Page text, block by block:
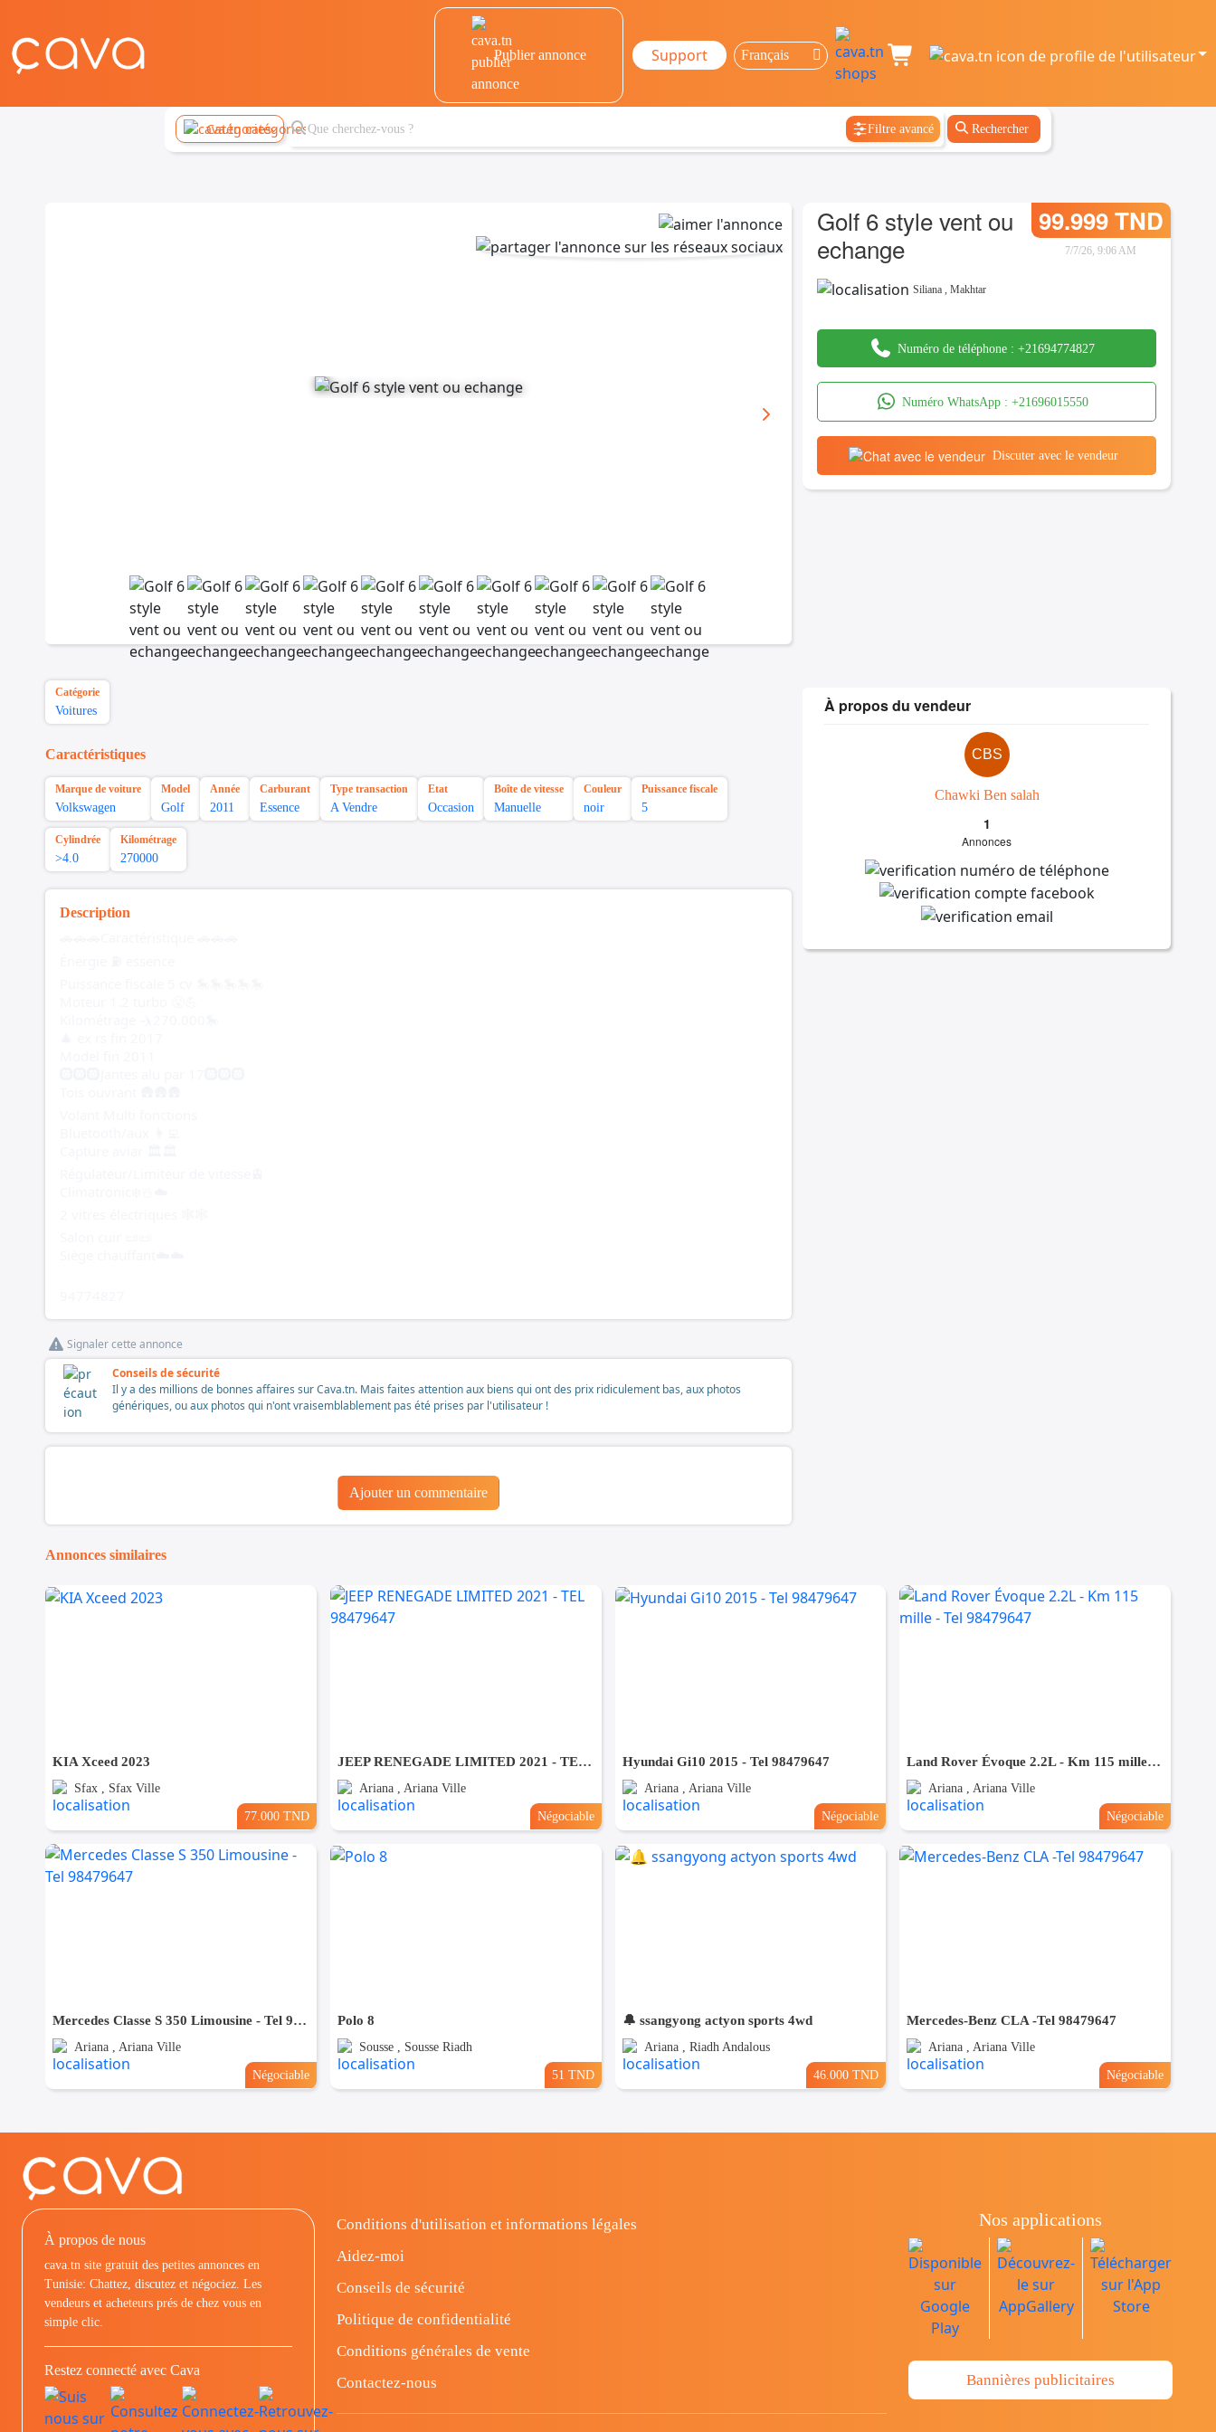
Publier annonce Support
Catégories Filtre avancé Rechercher
Golf 6 style vent ou
echange
99.999 TND
7/7/26, 9:06 AM
Siliana ,Makhtar
Numéro de téléphone :+21694774827
Numéro WhatsApp : +21696015550
Discuter avec le vendeur
Catégorie
Voitures
Caractéristiques
Marque de voiture
Volkswagen
Model
Golf
Année
2011
Carburant
Essence
Type transaction
A Vendre
Etat
Occasion
Boîte de vitesse
Manuelle
Couleur
noir
Puissance fiscale
5
Cylindrée
>4.0
Kilométrage
270000
Description
Signaler cette annonce
Conseils de sécurité
Il y a des millions de bonnes affaires sur Cava.tn. Mais faites attention aux biens qui ont des prix ridiculement bas, aux photos
génériques, ou aux photos qui n'ont vraisemblablement pas été prises par l'utilisateur !
Ajouter un commentaire
À propos du vendeur
CBS
Chawki Ben salah
1
Annonces
Annonces similaires
KIA Xceed 2023
Sfax , Sfax Ville
77.000 TND
JEEP RENEGADE LIMITED 2021 - TEL 98479647
Ariana , Ariana Ville
Négociable
Hyundai Gi10 2015 - Tel 98479647
Ariana , Ariana Ville
Négociable
Land Rover Évoque 2.2L - Km 115 mille - Tel 98479647
Ariana , Ariana Ville
Négociable
Mercedes Classe S 350 Limousine - Tel 98479647
Ariana , Ariana Ville
Négociable
Polo 8
Sousse , Sousse Riadh
51 TND
🔔 ssangyong actyon sports 4wd
Ariana , Riadh Andalous
46.000 TND
Mercedes-Benz CLA -Tel 98479647
Ariana , Ariana Ville
Négociable
À propos de nous
cava.tn site gratuit des petites annonces en
Tunisie: Chattez, discutez et négociez. Les
vendeurs et acheteurs prés de chez vous en
simple clic.
Restez connecté avec Cava
Conditions d'utilisation et informations légales
Aidez-moi
Conseils de sécurité
Politique de confidentialité
Conditions générales de vente
Contactez-nous
Nos applications
Bannières publicitaires